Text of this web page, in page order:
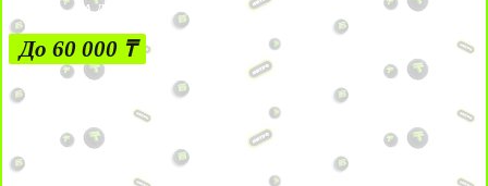
ЗА ДЕПОЗИТЫ
До 60 000 ₸